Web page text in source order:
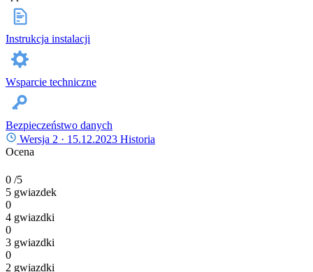
Instrukcja instalacji
Wsparcie techniczne
Bezpieczeństwo danych
Wersja 2 · 15.12.2023 Historia
Ocena
0 /5
5 gwiazdek
0
4 gwiazdki
0
3 gwiazdki
0
2 gwiazdki